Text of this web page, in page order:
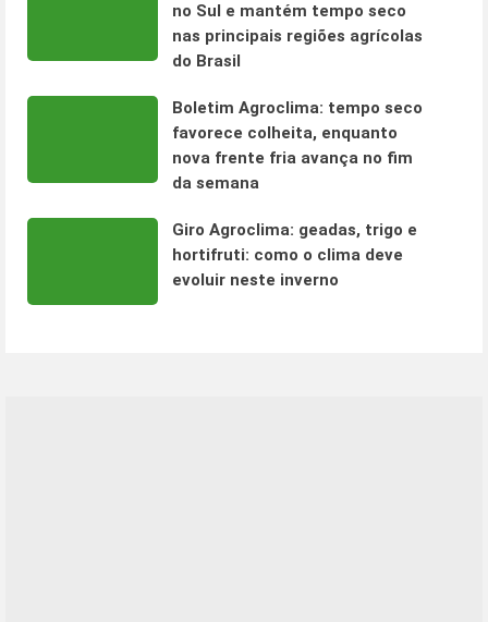
no Sul e mantém tempo seco
nas principais regiões agrícolas
do Brasil
Boletim Agroclima: tempo seco
favorece colheita, enquanto
nova frente fria avança no fim
da semana
Giro Agroclima: geadas, trigo e
hortifruti: como o clima deve
evoluir neste inverno